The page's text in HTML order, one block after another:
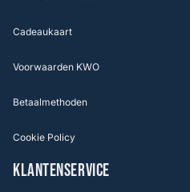
Cadeaukaart
Voorwaarden KWO
Betaalmethoden
Cookie Policy
KLANTENSERVICE